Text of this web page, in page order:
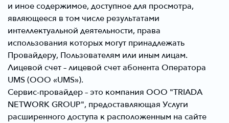
и иное содержимое, доступное для просмотра,
являющееся в том числе результатами
интеллектуальной деятельности, права
использования которых могут принадлежать
Провайдеру, Пользователям или иным лицам.
Лицевой счет– лицевой счет абонента Оператора
UMS (ООО «UMS»).
Сервис-провайдер– это компания ООО "TRIADA
NETWORK GROUP", предоставляющая Услуги
расширенного доступа к расположенным на сайте